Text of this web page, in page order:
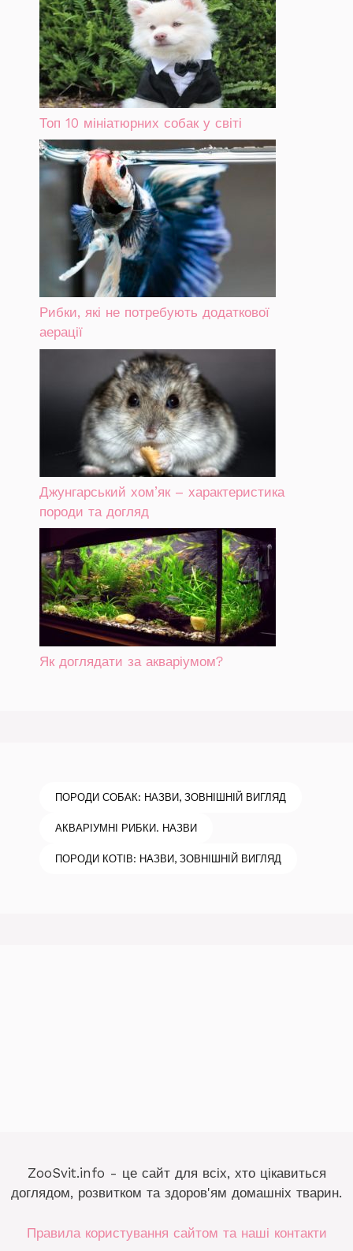
Топ 10 мініатюрних собак у світі
Рибки, які не потребують додаткової
аерації
Джунгарський хом’як – характеристика
породи та догляд
Як доглядати за акваріумом?
ПОРОДИ СОБАК: НАЗВИ, ЗОВНІШНІЙ ВИГЛЯД
АКВАРІУМНІ РИБКИ. НАЗВИ
ПОРОДИ КОТІВ: НАЗВИ, ЗОВНІШНІЙ ВИГЛЯД
ZooSvit.info - це сайт для всіх, хто цікавиться
доглядом, розвитком та здоров'ям домашніх тварин.
Правила користування сайтом та наші контакти